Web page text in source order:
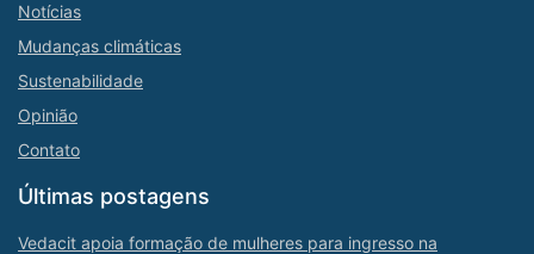
Notícias
Mudanças climáticas
Sustenabilidade
Opinião
Contato
Últimas postagens
Vedacit apoia formação de mulheres para ingresso na